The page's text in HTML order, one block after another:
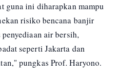
guna ini diharapkan mampu
risiko bencana banjir
air bersih,
seperti Jakarta dan
pungkas Prof. Haryono.